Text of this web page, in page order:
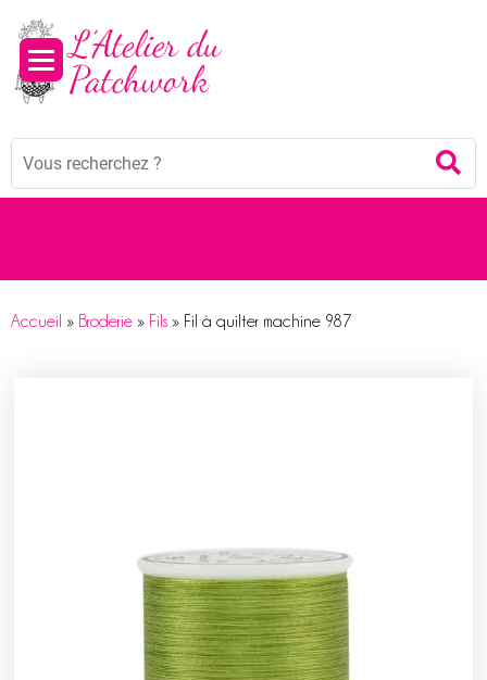
Mots
Accueil » Broderie » Fils » Fil à quilter machine 987
Panneau de gestion des cookies